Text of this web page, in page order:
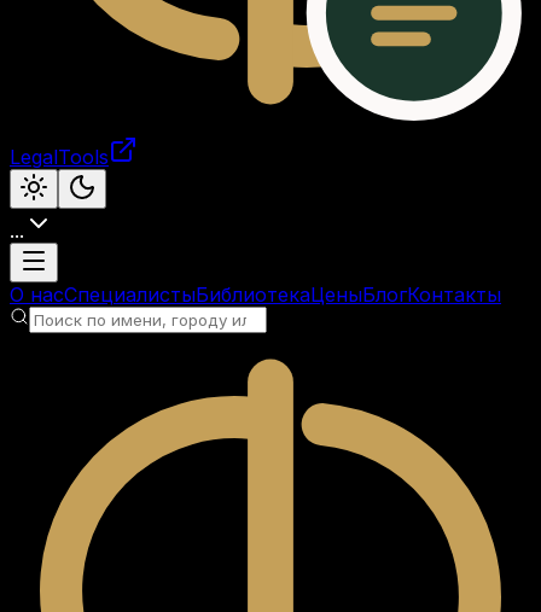
LegalTools
...
Загрузка аккаунта
О насСпециалистыБиблиотекаЦеныБлогКонтакты